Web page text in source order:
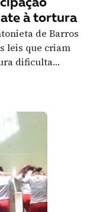
à tortura
de Barros
leis que criam
dificulta